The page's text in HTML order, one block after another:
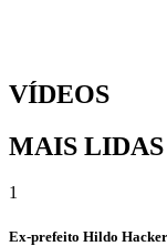
VÍDEOS
MAIS LIDAS
1
Ex-prefeito Hildo Hacker